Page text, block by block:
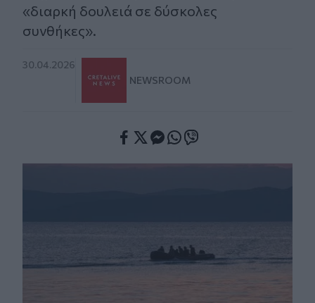
«διαρκή δουλειά σε δύσκολες
συνθήκες».
30.04.2026
NEWSROOM